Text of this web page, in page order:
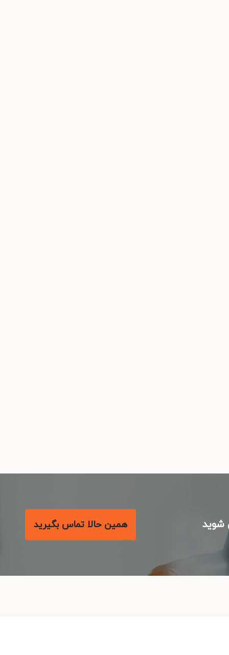
همین حالا تماس بگیرید